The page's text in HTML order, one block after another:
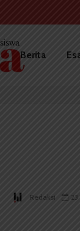
Berita
Redaksi